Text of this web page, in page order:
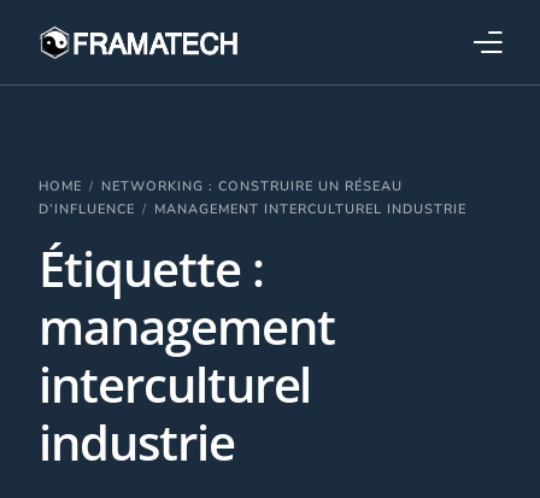
HOME
NETWORKING : CONSTRUIRE UN RÉSEAU
D’INFLUENCE
MANAGEMENT INTERCULTUREL INDUSTRIE
Étiquette :
management
interculturel
industrie
Formations
Performance électronique